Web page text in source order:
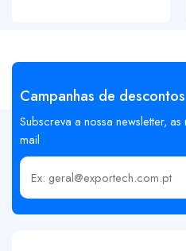
Campanhas de
Subscreva a nossa newsletter,
mail
Insira o seu email